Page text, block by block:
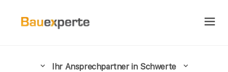
Ihr Ansprechpartner in Schwerte